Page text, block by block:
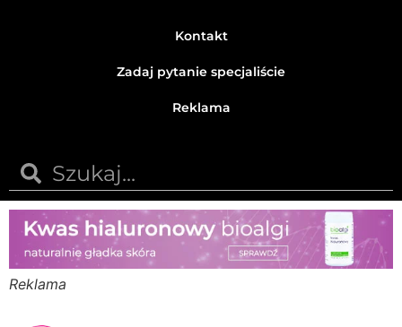
Kontakt
Zadaj pytanie specjaliście
Reklama
Reklama